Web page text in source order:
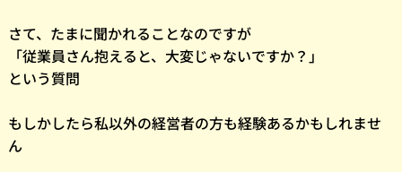
さて、たまに聞かれることなのですが
「従業員さん抱えると、大変じゃないですか？」
という質問
もしかしたら私以外の経営者の方も経験あるかもしれませ
ん